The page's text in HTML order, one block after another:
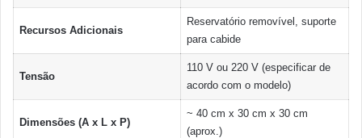
Recursos Adicionais
Reservatório removível, suporte
para cabide
Tensão
110 V ou 220 V (especificar de
acordo com o modelo)
Dimensões (A x L x P)
~ 40 cm x 30 cm x 30 cm
(aprox.)